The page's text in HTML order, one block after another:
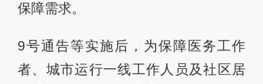
保障需求。
9号通告等实施后，为保障医务工作
者、城市运行一线工作人员及社区居